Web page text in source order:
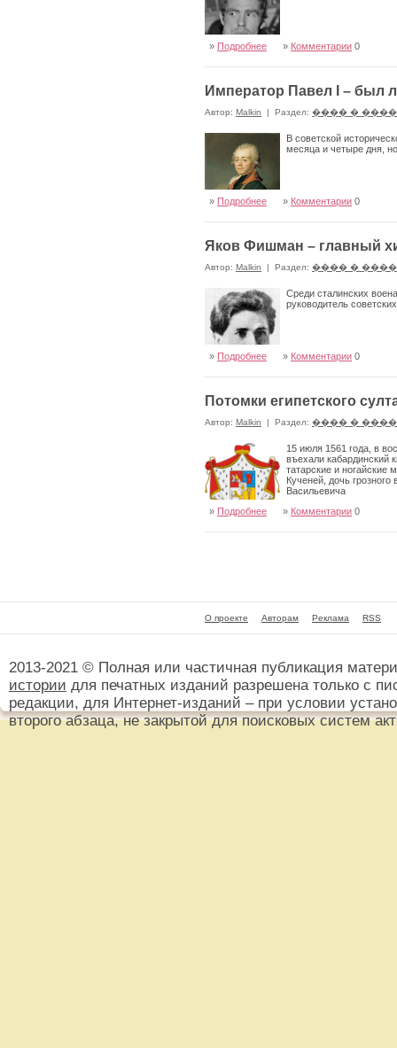
» Подробнее » Комментарии 0
Император Павел I – был
Автор: Malkin | Раздел: ���� �
В советской
месяца и четыре дня,
» Подробнее » Комментарии 0
Яков Фишман – главный
Автор: Malkin | Раздел: ���� �
Среди сталинских
руководитель
» Подробнее » Комментарии 0
Потомки египетского
Автор: Malkin | Раздел: ���� �
15 июля 1561 года, в
въехали кабардинский
татарские и ногайские
Кученей, дочь
Васильевича
» Подробнее » Комментарии 0
О проекте Авторам Реклама RSS
2013-2021 © Полная или частичная публикация
истории для печатных изданий разрешена только с
редакции, для Интернет-изданий – при условии
второго абзаца, не закрытой для поисковых систем